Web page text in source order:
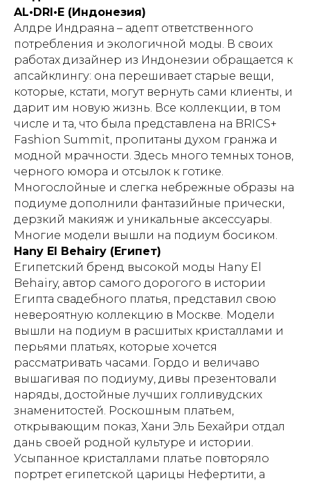
AL•DRI•E (Индонезия)
Алдре Индраяна – адепт ответственного
потребления и экологичной моды. В своих
работах дизайнер из Индонезии обращается к
апсайклингу: она перешивает старые вещи,
которые, кстати, могут вернуть сами клиенты, и
дарит им новую жизнь. Все коллекции, в том
числе и та, что была представлена на BRICS+
Fashion Summit, пропитаны духом гранжа и
модной мрачности. Здесь много темных тонов,
черного юмора и отсылок к готике.
Многослойные и слегка небрежные образы на
подиуме дополнили фантазийные прически,
дерзкий макияж и уникальные аксессуары.
Многие модели вышли на подиум босиком.
Hany El Behairy (Египет)
Египетский бренд высокой моды Hany El
Behairy, автор самого дорогого в истории
Египта свадебного платья, представил свою
невероятную коллекцию в Москве. Модели
вышли на подиум в расшитых кристаллами и
перьями платьях, которые хочется
рассматривать часами. Гордо и величаво
вышагивая по подиуму, дивы презентовали
наряды, достойные лучших голливудских
знаменитостей. Роскошным платьем,
открывающим показ, Хани Эль Бехайри отдал
дань своей родной культуре и истории.
Усыпанное кристаллами платье повторяло
портрет египетской царицы Нефертити, а